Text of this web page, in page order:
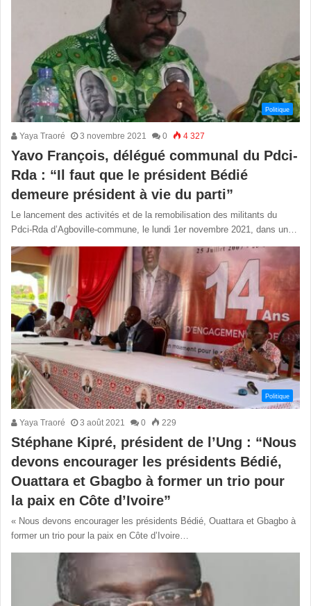
Politique
Yaya Traoré 3 novembre 2021 0 4 327
Yavo François, délégué communal du Pdci-
Rda : “Il faut que le président Bédié
demeure président à vie du parti”
Le lancement des activités et de la remobilisation des militants du
Pdci-Rda d’Agboville-commune, le lundi 1er novembre 2021, dans un…
Politique
Yaya Traoré 3 août 2021 0 229
Stéphane Kipré, président de l’Ung : “Nous
devons encourager les présidents Bédié,
Ouattara et Gbagbo à former un trio pour
la paix en Côte d’Ivoire”
« Nous devons encourager les présidents Bédié, Ouattara et Gbagbo à
former un trio pour la paix en Côte d’Ivoire…